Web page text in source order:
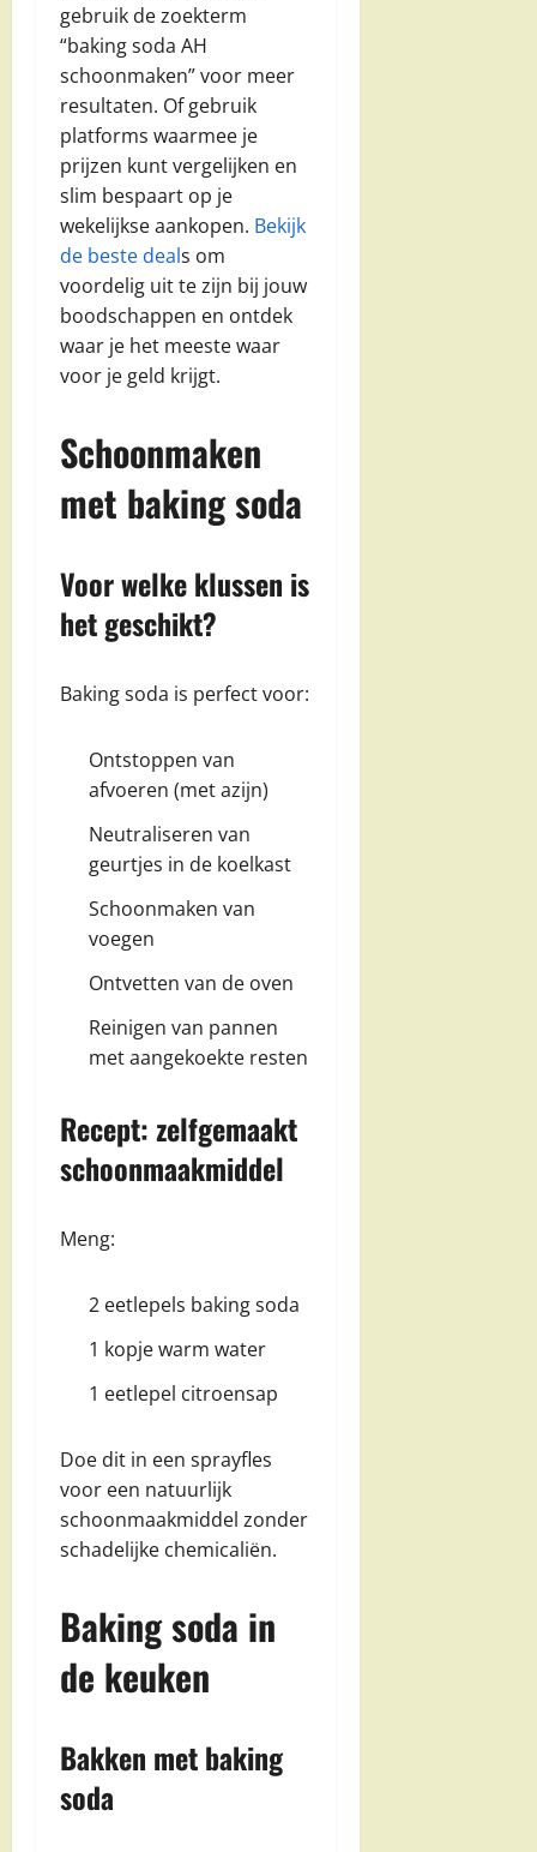
gebruik de zoekterm
“baking soda AH
schoonmaken” voor meer
resultaten. Of gebruik
platforms waarmee je
prijzen kunt vergelijken en
slim bespaart op je
wekelijkse aankopen. Bekijk
de beste deals om
voordelig uit te zijn bij jouw
boodschappen en ontdek
waar je het meeste waar
voor je geld krijgt.
Schoonmaken
met baking soda
Voor welke klussen is
het geschikt?
Baking soda is perfect voor:
Ontstoppen van
afvoeren (met azijn)
Neutraliseren van
geurtjes in de koelkast
Schoonmaken van
voegen
Ontvetten van de oven
Reinigen van pannen
met aangekoekte resten
Recept: zelfgemaakt
schoonmaakmiddel
Meng:
2 eetlepels baking soda
1 kopje warm water
1 eetlepel citroensap
Doe dit in een sprayfles
voor een natuurlijk
schoonmaakmiddel zonder
schadelijke chemicaliën.
Baking soda in
de keuken
Bakken met baking
soda